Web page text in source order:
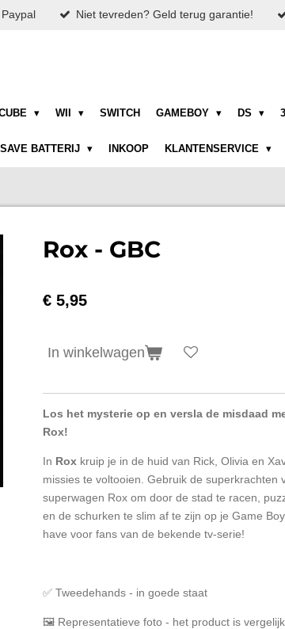
Niet tevreden? Geld terug garantie!
WII SWITCH GAMEBOY DS
SAVE BATTERIJ INKOOP KLANTENSERVICE
Rox - GBC
€ 5,95
In winkelwagen
Los het mysterie op en versla de misdaad
Rox!
In Rox kruip je in de huid van Rick, Olivia en
missies te voltooien. Gebruik de superkrachten
superwagen Rox om door de stad te racen,
en de schurken te slim af te zijn op je Game
have voor fans van de bekende tv-serie!
✅ Tweedehands - in goede staat
🖼️ Representatieve foto - het product is